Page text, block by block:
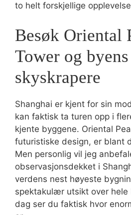
to helt forskjellige
Besøk Oriental
Tower og byens
skyskrapere
Shanghai er kjent for sin
kan faktisk ta turen opp i
kjente byggene. Oriental
futuristiske design, er blant
Men personlig vil jeg
observasjonsdekket i
verdens nest høyeste
spektakulær utsikt over hele
dag ser du faktisk hvor